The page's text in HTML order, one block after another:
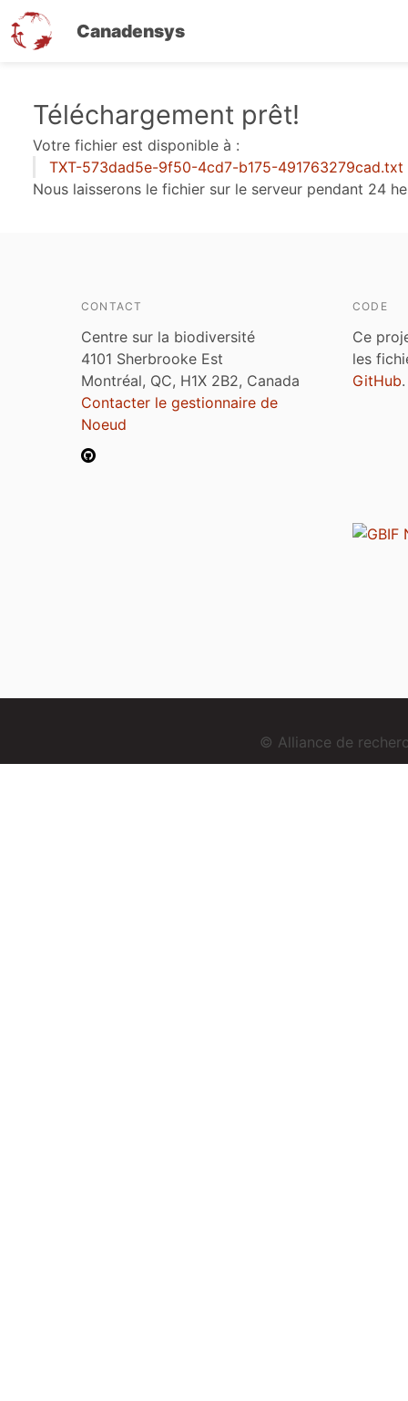
Canadensys
contenu
principal
Téléchargement prêt!
Votre fichier est disponible à :
TXT-573dad5e-9f50-4cd7-b175-491763279cad.txt
Nous laisserons le fichier sur le serveur pendant 24
CONTACT
Centre sur la biodiversité
4101 Sherbrooke Est
Montréal, QC, H1X 2B2, Canada
Contacter le gestionnaire de
Noeud
CODE
Ce
les
GitHub.
© Alliance de